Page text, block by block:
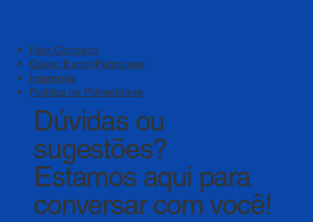
Fale Conosco
Quero Expor/Patrocinar
Imprensa
Política de Privacidade
Dúvidas ou
sugestões?
Estamos aqui para
conversar com você!